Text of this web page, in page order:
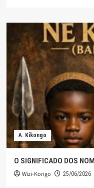
A. Kikongo
O SIGNIFICADO DOS
Wizi-Kongo 25/06/2026